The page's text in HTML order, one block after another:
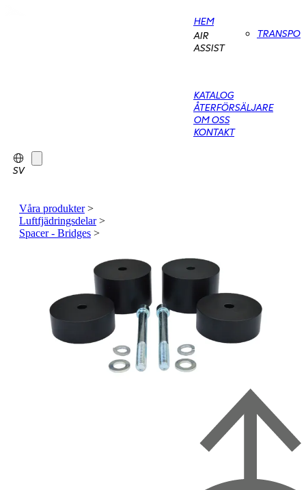
HEM
AIR
ASSIST
KATALOG
ÅTERFÖRSÄLJARE
OM OSS
KONTAKT
SV
Våra produkter>
Luftfjädringsdelar>
Spacer - Bridges >